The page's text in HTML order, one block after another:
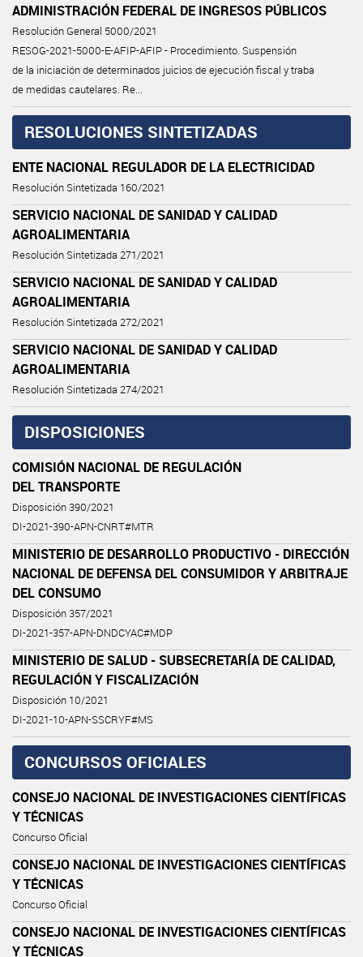
ADMINISTRACIÓN FEDERAL DE INGRESOS PÚBLICOS
Resolución General 5000/2021
RESOG-2021-5000-E-AFIP-AFIP - Procedimiento. Suspensión
de la iniciación de determinados juicios de ejecución fiscal y traba
de medidas cautelares. Re...
RESOLUCIONES SINTETIZADAS
ENTE NACIONAL REGULADOR DE LA ELECTRICIDAD
Resolución Sintetizada 160/2021
SERVICIO NACIONAL DE SANIDAD Y CALIDAD
AGROALIMENTARIA
Resolución Sintetizada 271/2021
SERVICIO NACIONAL DE SANIDAD Y CALIDAD
AGROALIMENTARIA
Resolución Sintetizada 272/2021
SERVICIO NACIONAL DE SANIDAD Y CALIDAD
AGROALIMENTARIA
Resolución Sintetizada 274/2021
DISPOSICIONES
COMISIÓN NACIONAL DE REGULACIÓN
DEL TRANSPORTE
Disposición 390/2021
DI-2021-390-APN-CNRT#MTR
MINISTERIO DE DESARROLLO PRODUCTIVO - DIRECCIÓN
NACIONAL DE DEFENSA DEL CONSUMIDOR Y ARBITRAJE
DEL CONSUMO
Disposición 357/2021
DI-2021-357-APN-DNDCYAC#MDP
MINISTERIO DE SALUD - SUBSECRETARÍA DE CALIDAD,
REGULACIÓN Y FISCALIZACIÓN
Disposición 10/2021
DI-2021-10-APN-SSCRYF#MS
CONCURSOS OFICIALES
CONSEJO NACIONAL DE INVESTIGACIONES CIENTÍFICAS
Y TÉCNICAS
Concurso Oficial
CONSEJO NACIONAL DE INVESTIGACIONES CIENTÍFICAS
Y TÉCNICAS
Concurso Oficial
CONSEJO NACIONAL DE INVESTIGACIONES CIENTÍFICAS
Y TÉCNICAS